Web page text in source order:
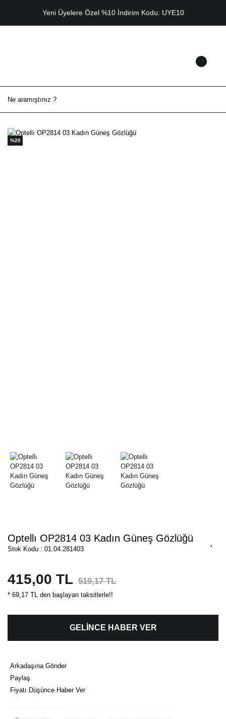
Yeni Üyelere Özel %10 İndirim Kodu: UYE10
%20
Optellı OP2814 03 Kadın Güneş Gözlüğü
Stok Kodu : 01.04.281403
415,00 TL 519,17 TL
* 69,17 TL den başlayan taksitlerle!!
GELİNCE HABER VER
Arkadaşına Gönder
Paylaş
Fiyatı Düşünce Haber Ver